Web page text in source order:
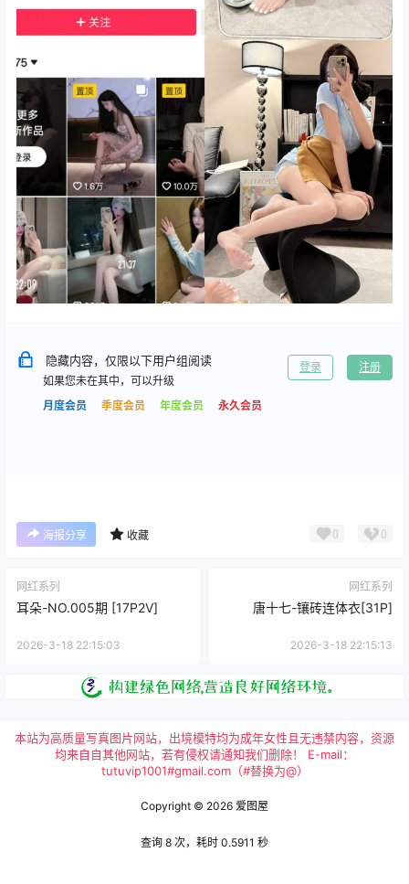
隐藏内容，仅限以下用户组阅读
如果您未在其中，可以升级
月度会员
季度会员 年度会员 永久会员
登录 注册
海报分享 收藏 0 0
网红系列
耳朵-NO.005期 [17P2V]
2026-3-18 22:15:03
网红系列
唐十七-镶砖连体衣[31P]
2026-3-18 22:15:13
本站为高质量写真图片网站，出境模特均为成年女性且无违禁内容，资源
均来自自其他网站，若有侵权请通知我们删除！ E-mail：
tutuvip1001#gmail.com（#替换为@）
Copyright © 2026 爱图屋
查询 8 次，耗时 0.5911 秒